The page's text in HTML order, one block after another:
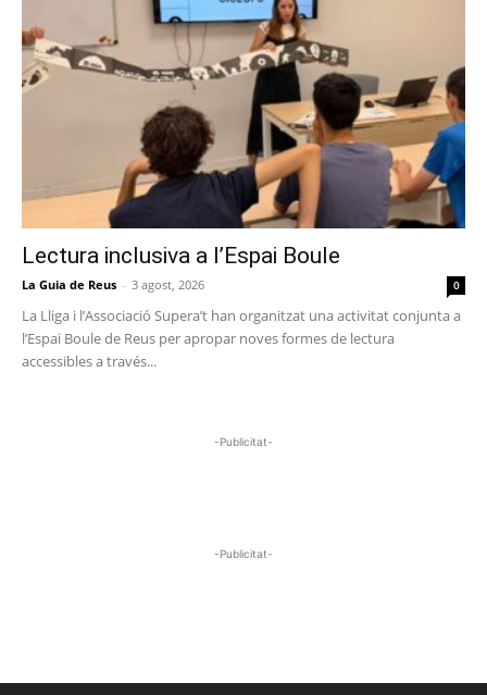
Lectura inclusiva a l’Espai Boule
La Guia de Reus - 3 agost, 2026 0
La Lliga i l’Associació Supera’t han organitzat una activitat conjunta a
l’Espai Boule de Reus per apropar noves formes de lectura
accessibles a través...
-Publicitat-
-Publicitat-